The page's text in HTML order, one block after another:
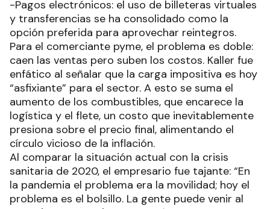
-Pagos electrónicos: el uso de billeteras virtuales
y transferencias se ha consolidado como la
opción preferida para aprovechar reintegros.
Para el comerciante pyme, el problema es doble:
caen las ventas pero suben los costos. Kaller fue
enfático al señalar que la carga impositiva es hoy
“asfixiante” para el sector. A esto se suma el
aumento de los combustibles, que encarece la
logística y el flete, un costo que inevitablemente
presiona sobre el precio final, alimentando el
círculo vicioso de la inflación.
Al comparar la situación actual con la crisis
sanitaria de 2020, el empresario fue tajante: “En
la pandemia el problema era la movilidad; hoy el
problema es el bolsillo. La gente puede venir al